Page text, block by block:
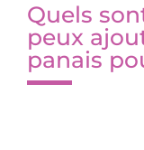
Quels
peux
panais